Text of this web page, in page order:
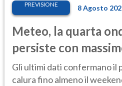
PREVISIONE 8 Agosto
Meteo, la quarta
persiste con
elevate
Gli ultimi dati confermano il
calura fino almeno il